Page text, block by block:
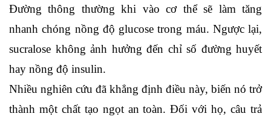
Đường thông thường khi vào cơ thể sẽ làm tăng
nhanh chóng nồng độ glucose trong máu. Ngược lại,
sucralose không ảnh hưởng đến chỉ số đường huyết
hay nồng độ insulin.
Nhiều nghiên cứu đã khẳng định điều này, biến nó trở
thành một chất tạo ngọt an toàn. Đối với họ, câu trả